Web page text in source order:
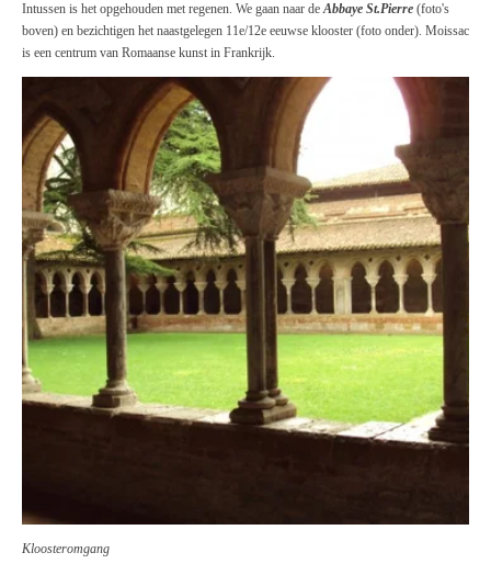
Intussen is het opgehouden met regenen. We gaan naar deAbbaye St.Pierre (foto's
boven) en bezichtigen het naastgelegen 11e/12e eeuwse klooster (foto onder). Moissac
is een centrum van Romaanse kunst in Frankrijk.
Kloosteromgang